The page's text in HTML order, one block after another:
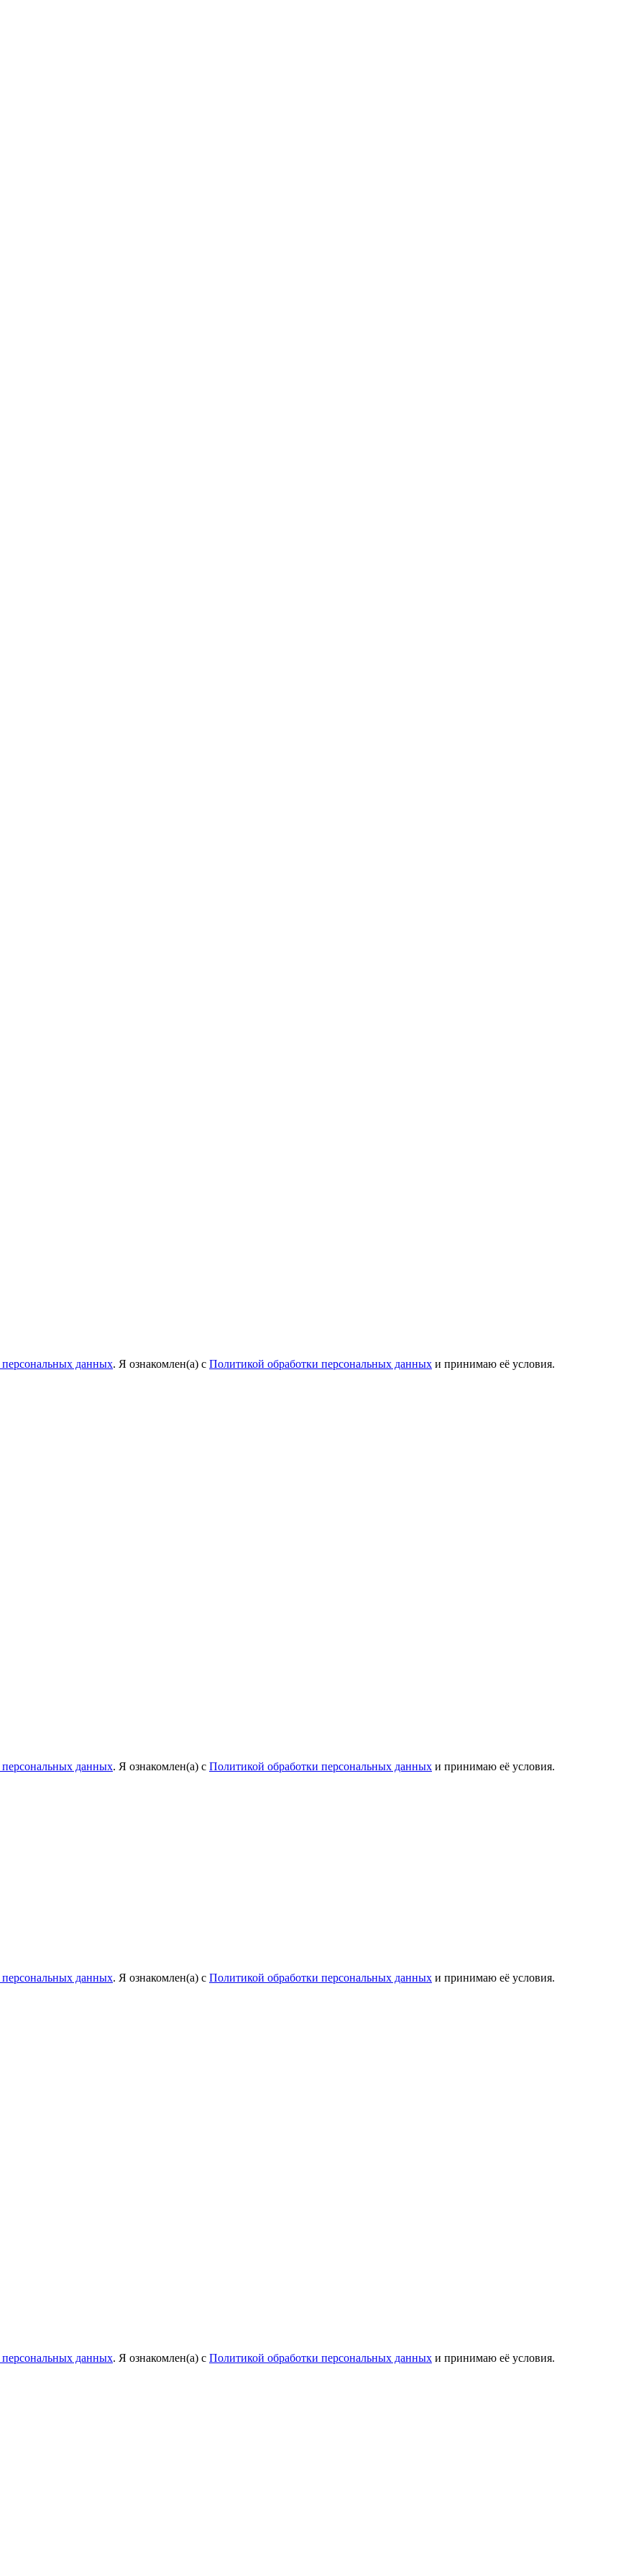
персональных данных. Я ознакомлен(а) с Политикой обработки персональных данных и принимаю её условия.
персональных данных. Я ознакомлен(а) с Политикой обработки персональных данных и принимаю её условия.
персональных данных. Я ознакомлен(а) с Политикой обработки персональных данных и принимаю её условия.
персональных данных. Я ознакомлен(а) с Политикой обработки персональных данных и принимаю её условия.